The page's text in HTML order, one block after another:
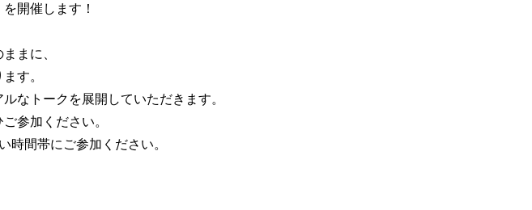
開催します！
まに、
す。
なトークを展開していただきます。
参加ください。
時間帯にご参加ください。